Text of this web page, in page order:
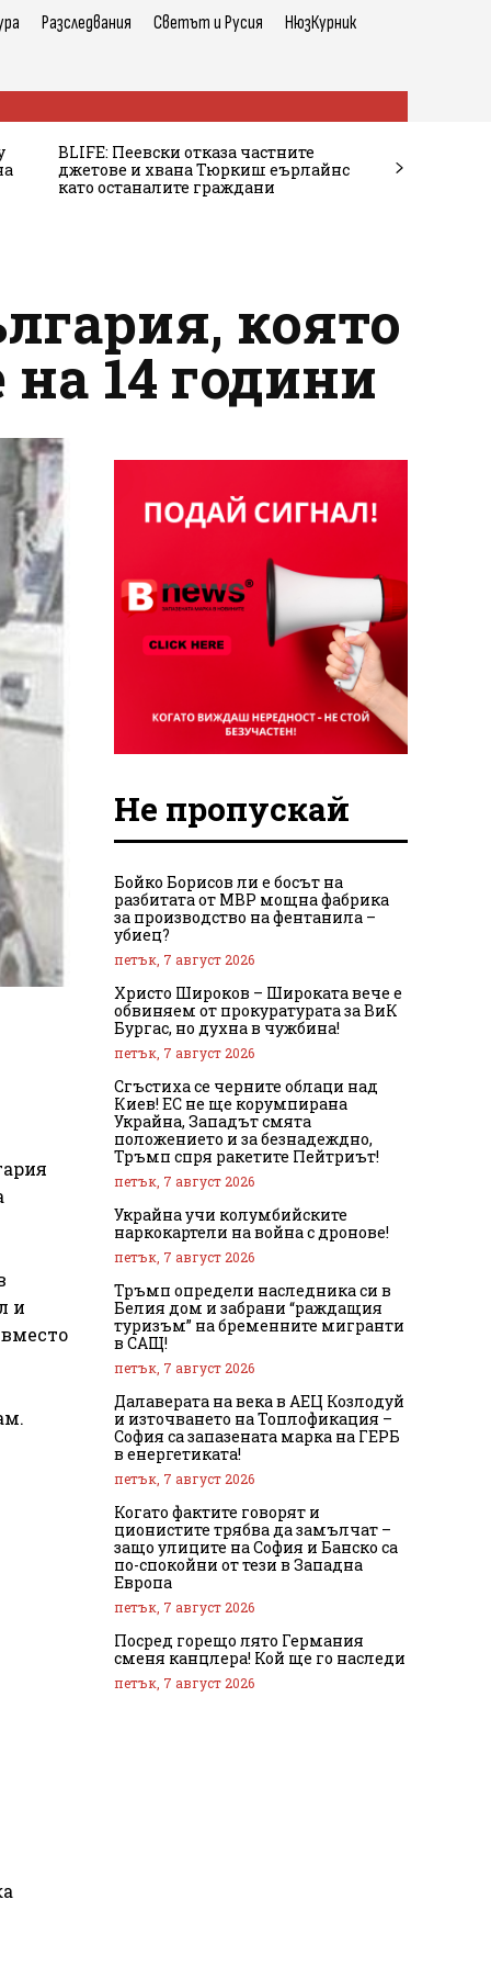
Разследвания Светът и Русия НюзКурник
BLIFE: Пеевски отказа частните
джетове и хвана Тюркиш еърлайнс
като останалите граждани
която
на 14 години
и
Не пропускай
Бойко Борисов ли е босът на
разбитата от МВР мощна фабрика
за производство на фентанила –
убиец?
петък, 7 август 2026
Христо Широков – Широката вече е
обвиняем от прокуратурата за ВиК
Бургас, но духна в чужбина!
петък, 7 август 2026
Сгъстиха се черните облаци над
Киев! ЕС не ще корумпирана
Украйна, Западът смята
положението и за безнадеждно,
Тръмп спря ракетите Пейтриът!
петък, 7 август 2026
Украйна учи колумбийските
наркокартели на война с дронове!
петък, 7 август 2026
Тръмп определи наследника си в
Белия дом и забрани “раждащия
туризъм” на бременните мигранти
в САЩ!
петък, 7 август 2026
Далаверата на века в АЕЦ Козлодуй
и източването на Топлофикация –
София са запазената марка на ГЕРБ
в енергетиката!
петък, 7 август 2026
Когато фактите говорят и
ционистите трябва да замълчат –
защо улиците на София и Банско са
по-спокойни от тези в Западна
Европа
петък, 7 август 2026
Посред горещо лято Германия
сменя канцлера! Кой ще го наследи
петък, 7 август 2026